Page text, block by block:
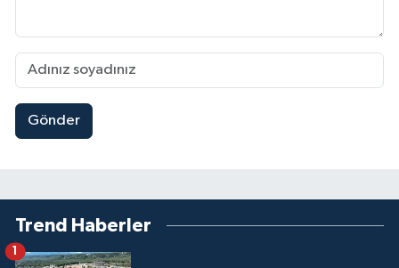
Gönder
Trend Haberler
1